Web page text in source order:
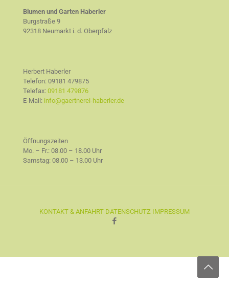
Blumen und Garten Haberler
Burgstraße 9
92318 Neumarkt i. d. Oberpfalz
Herbert Haberler
Telefon: 09181 479875
Telefax: 09181 479876
E-Mail: info@gaertnerei-haberler.de
Öffnungszeiten
Mo. – Fr.: 08.00 – 18.00 Uhr
Samstag: 08.00 – 13.00 Uhr
KONTAKT & ANFAHRT DATENSCHUTZ IMPRESSUM